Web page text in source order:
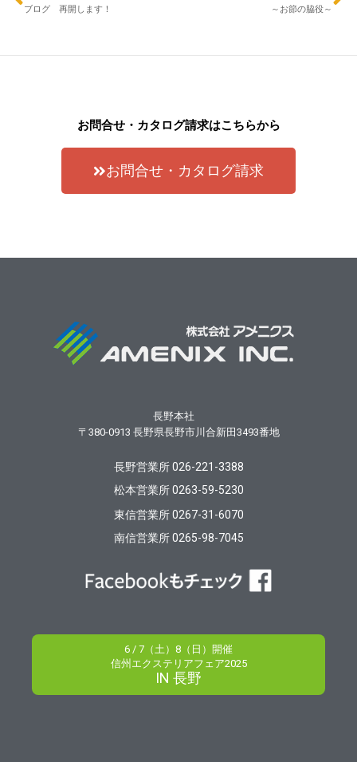
ブログ 再開します！ ～お節の脇役～
お問合せ・カタログ請求はこちらから
お問合せ・カタログ請求
長野本社
〒380-0913 長野県長野市川合新田3493番地
長野営業所 026-221-3388
松本営業所 0263-59-5230
東信営業所 0267-31-6070
南信営業所 0265-98-7045
6 / 7（土）8（日）開催
信州エクステリアフェア2025
IN 長野